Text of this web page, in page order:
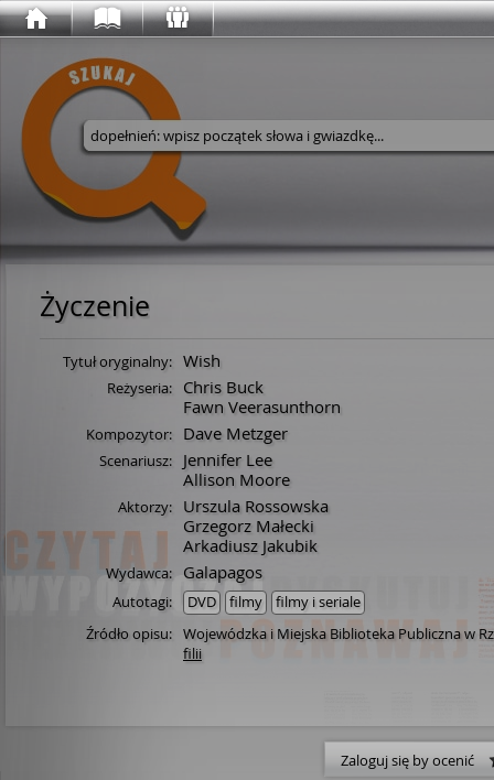
Wyszukaj w serwisie
Życzenie
Tytuł oryginalny: Wish
Reżyseria:
Chris Buck
Fawn Veerasunthorn
Kompozytor: Dave Metzger
Scenariusz:
Jennifer Lee
Allison Moore
Aktorzy:
Urszula Rossowska
Grzegorz Małecki
Arkadiusz Jakubik
Wydawca: Galapagos
Autotagi: DVD filmy
filmy i seriale
Źródło opisu: Wojewódzka i Miejska Biblioteka Publiczna w
filii
Zaloguj się by ocenić